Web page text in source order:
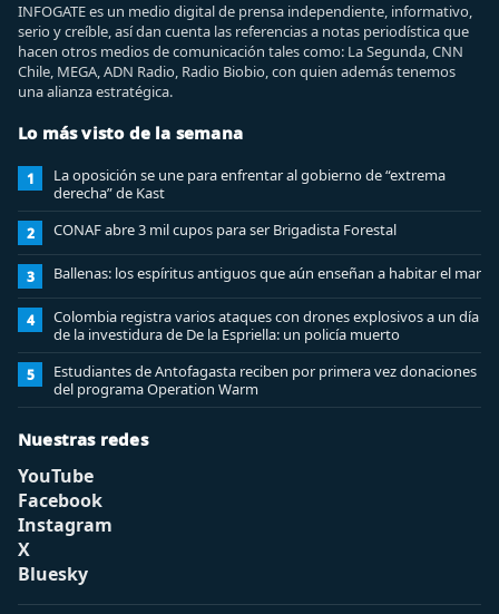
INFOGATE es un medio digital de prensa independiente, informativo,
serio y creíble, así dan cuenta las referencias a notas periodística que
hacen otros medios de comunicación tales como: La Segunda, CNN
Chile, MEGA, ADN Radio, Radio Biobio, con quien además tenemos
una alianza estratégica.
Lo más visto de la semana
1
La oposición se une para enfrentar al gobierno de “extrema
derecha” de Kast
2 CONAF abre 3 mil cupos para ser Brigadista Forestal
3 Ballenas: los espíritus antiguos que aún enseñan a habitar el mar
4
Colombia registra varios ataques con drones explosivos a un día
de la investidura de De la Espriella: un policía muerto
5
Estudiantes de Antofagasta reciben por primera vez donaciones
del programa Operation Warm
Nuestras redes
YouTube
Facebook
Instagram
X
Bluesky